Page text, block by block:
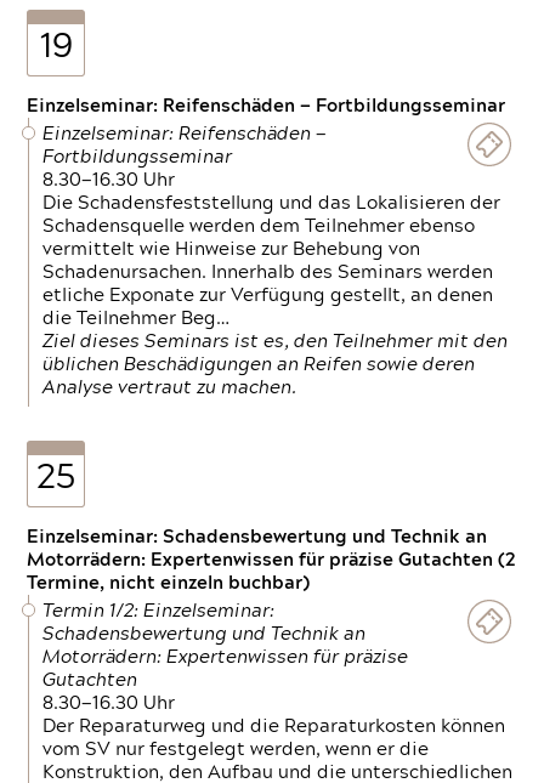
19
Einzelseminar: Reifenschäden — Fortbildungsseminar
Einzelseminar: Reifenschäden —
Fortbildungsseminar
8.30—16.30 Uhr
Die Schadensfeststellung und das Lokalisieren der
Schadensquelle werden dem Teilnehmer ebenso
vermittelt wie Hinweise zur Behebung von
Schadenursachen. Innerhalb des Seminars werden
etliche Exponate zur Verfügung gestellt, an denen
die Teilnehmer Beg…
Ziel dieses Seminars ist es, den Teilnehmer mit den
üblichen Beschädigungen an Reifen sowie deren
Analyse vertraut zu machen.
25
Einzelseminar: Schadensbewertung und Technik an
Motorrädern: Expertenwissen für präzise Gutachten (2
Termine, nicht einzeln buchbar)
Termin 1/2: Einzelseminar:
Schadensbewertung und Technik an
Motorrädern: Expertenwissen für präzise
Gutachten
8.30—16.30 Uhr
Der Reparaturweg und die Reparaturkosten können
vom SV nur festgelegt werden, wenn er die
Konstruktion, den Aufbau und die unterschiedlichen